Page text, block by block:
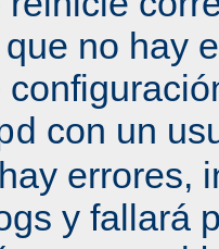
no hay
con un
errores,
y fallará